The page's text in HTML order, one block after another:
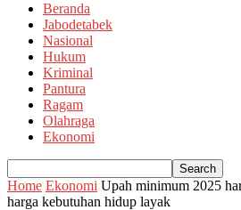
Beranda
Jabodetabek
Nasional
Hukum
Kriminal
Pantura
Ragam
Olahraga
Ekonomi
Home Ekonomi Upah minimum 2025
harga kebutuhan hidup layak